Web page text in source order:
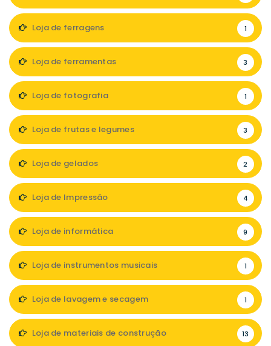
Loja de ferragens 1
Loja de ferramentas 3
Loja de fotografia 1
Loja de frutas e legumes 3
Loja de gelados 2
Loja de Impressão 4
Loja de informática 9
Loja de instrumentos musicais 1
Loja de lavagem e secagem 1
Loja de materiais de construção 13